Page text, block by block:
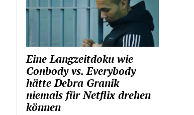
Eine Langzeitdoku wie
Conbody vs. Everybody
hätte Debra Granik
niemals für Netflix drehen
können